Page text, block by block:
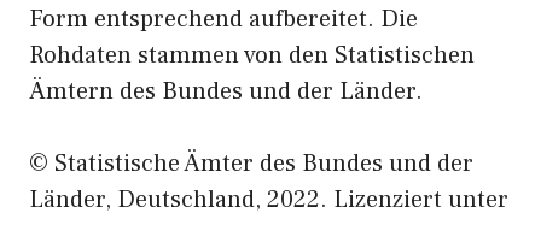
Form entsprechend aufbereitet. Die
Rohdaten stammen von den Statistischen
Ämtern des Bundes und der Länder.
© Statistische Ämter des Bundes und der
Länder, Deutschland, 2022. Lizenziert unter